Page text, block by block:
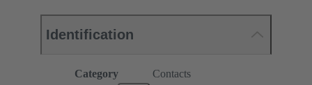
Identification
Category Contacts